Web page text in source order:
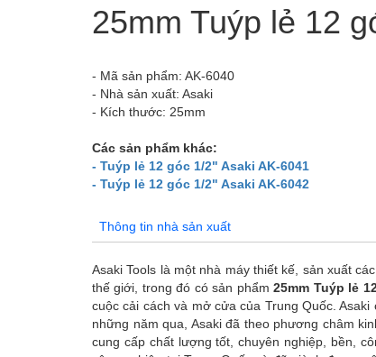
25mm Tuýp lẻ 12
- Mã sản phẩm: AK-6040
- Nhà sản xuất: Asaki
- Kích thước: 25mm
Các sản phẩm khác:
- Tuýp lẻ 12 góc 1/2" Asaki AK-6041
- Tuýp lẻ 12 góc 1/2" Asaki AK-6042
Thông tin nhà sản xuất
Asaki Tools là một nhà máy thiết kế, sản xuất
thế giới, trong đó có sản phẩm25mm Tuýp lẻ
cuộc cải cách và mở cửa của Trung Quốc.
những năm qua, Asaki đã theo phương châm
cung cấp chất lượng tốt, chuyên nghiệp, bền,